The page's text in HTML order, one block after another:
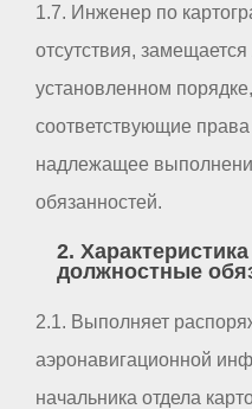
1.7. Инженер по
отсутствия,
установленном
соответствующие права
надлежащее
обязанностей.
2.
должностные
2.1. Выполняет
аэронавигационной
начальника отдела